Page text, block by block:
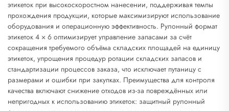
этикеток при высокоскоростном нанесении, поддерживая темпы
прохождения продукции, которые максимизируют использование
оборудования и операционную эффективность. Рулонный формат
этикеток 4 × 6 оптимизирует управление запасами за счёт
сокращения требуемого объёма складских площадей на единицу
этикеток, упрощения процедур ротации складских запасов и
стандартизации процессов заказа, что исключает путаницу с
размерами и ошибки при закупках. Преимущества для контроля
качества включают снижение отходов из-за повреждённых или
непригодных к использованию этикеток: защитный рулонный